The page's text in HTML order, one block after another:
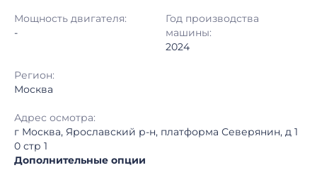
Регион: Москва
Мощность двигателя:
-
Год производства
машины:
2024
Регион:
Москва
Адрес осмотра:
г Москва, Ярославский р-н, платформа Северянин, д 1
0 стр 1
Дополнительные опции